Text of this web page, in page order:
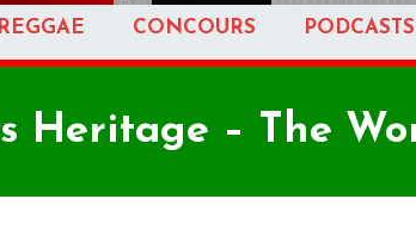
REGGAE CONCOURS PODCASTS
Heritage – The